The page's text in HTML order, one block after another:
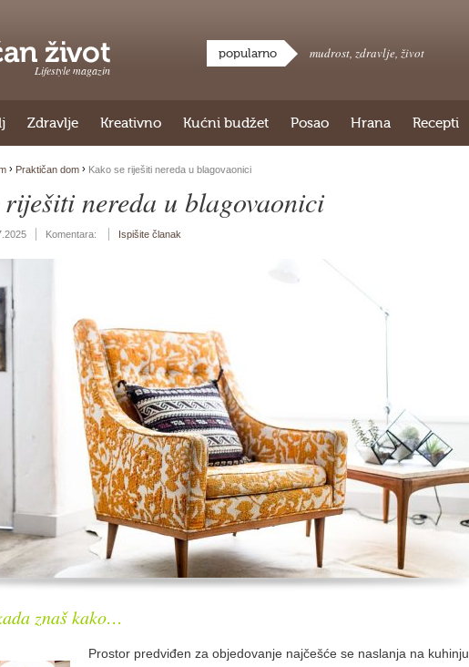
Lifestyle magazin
popularno mudrost, zdravlje, život
Zdravlje Kreativno Kućni budžet Posao Hrana Recepti
› Praktičan dom › Kako se riješiti nereda u blagovaonici
nereda u blagovaonici
Komentara: Ispišite članak
znaš kako…
Prostor predviđen za objedovanje najčešće se naslanja na kuhinju